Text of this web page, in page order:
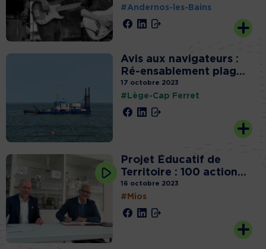
#Andernos-les-Bains
Avis aux navigateurs :
Ré-ensablement plag...
17 octobre 2023
#Lège-Cap Ferret
Projet Éducatif de
Territoire : 100 action...
16 octobre 2023
#Mios